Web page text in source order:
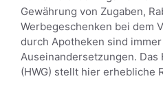
Gewährung von Zugaben,
Werbegeschenken bei dem
durch Apotheken sind
Auseinandersetzungen.
(HWG) stellt hier erhebliche